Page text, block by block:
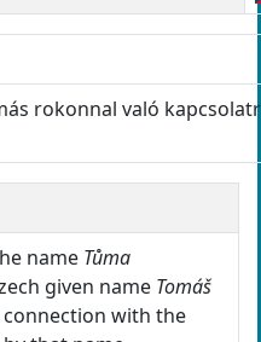
rokonnal való
name Tůma
given name Tomáš
connection with the